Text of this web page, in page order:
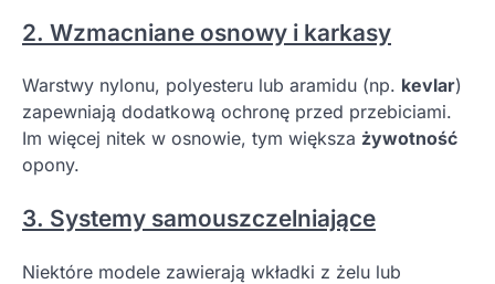
2. Wzmacniane osnowy i karkasy
Warstwy nylonu, polyesteru lub aramidu (np. kevlar)
zapewniają dodatkową ochronę przed przebiciami.
Im więcej nitek w osnowie, tym większa żywotność
opony.
3. Systemy samouszczelniające
Niektóre modele zawierają wkładki z żelu lub